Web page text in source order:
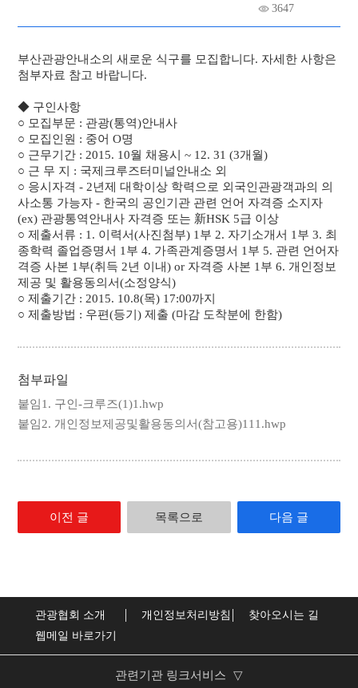
알림마당
관광안내소
3647
부산관광안내소의 새로운 식구를 모집합니다. 자세한 사항은
첨부자료 참고 바랍니다.
◆ 구인사항
○ 모집부문 : 관광(통역)안내사
○ 모집인원 : 중어 O명
○ 근무기간 : 2015. 10월 채용시 ~ 12. 31 (3개월)
○ 근 무 지 : 국제크루즈터미널안내소 외
○ 응시자격 - 2년제 대학이상 학력으로 외국인관광객과의 의
사소통 가능자 - 한국의 공인기관 관련 언어 자격증 소지자
(ex) 관광통역안내사 자격증 또는 新HSK 5급 이상
○ 제출서류 : 1. 이력서(사진첨부) 1부 2. 자기소개서 1부 3. 최
종학력 졸업증명서 1부 4. 가족관계증명서 1부 5. 관련 언어자
격증 사본 1부(취득 2년 이내) or 자격증 사본 1부 6. 개인정보
제공 및 활용동의서(소정양식)
○ 제출기간 : 2015. 10.8(목) 17:00까지
○ 제출방법 : 우편(등기) 제출 (마감 도착분에 한함)
첨부파일
붙임1. 구인-크루즈(1)1.hwp
붙임2. 개인정보제공및활용동의서(참고용)111.hwp
이전 글 목록으로 다음 글
관광협회 소개 개인정보처리방침
찾아오시는 길
웹메일 바로가기
관련기관 링크서비스 ▽